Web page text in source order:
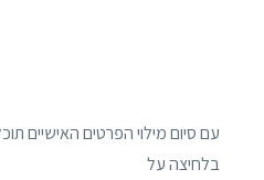
עם סיום מילוי הפרטים האישיים
בלחיצה על